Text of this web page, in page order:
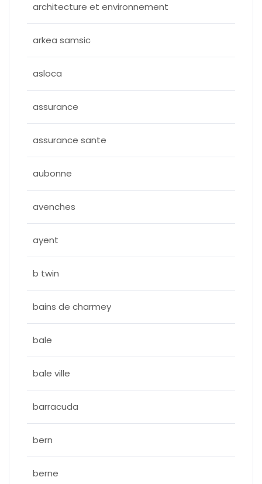
architecture et environnement
arkea samsic
asloca
assurance
assurance sante
aubonne
avenches
ayent
b twin
bains de charmey
bale
bale ville
barracuda
bern
berne